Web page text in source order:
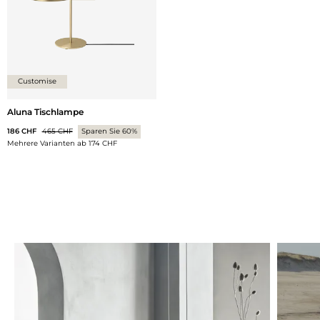
Customise
Aluna Tischlampe
186 CHF 465 CHF
Sparen Sie 60%
Mehrere Varianten ab 174 CHF